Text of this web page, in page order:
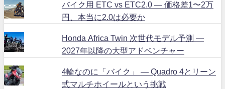
バイク用 ETC vs ETC2.0 ― 価格差1〜2万
円、本当に2.0は必要か
Honda Africa Twin 次世代モデル予測 ―
2027年以降の大型アドベンチャー
4輪なのに「バイク」 ― Quadro 4とリーン
式マルチホイールという挑戦